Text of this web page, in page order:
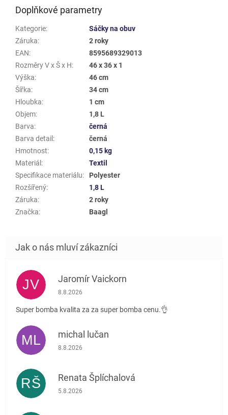
Doplňkové parametry
Kategorie:
Sáčky na obuv
Záruka:
2 roky
EAN:
8595689329013
Rozměry V x Š x H:
46 x 36 x 1
Výška:
46 cm
Šířka:
34 cm
Hloubka:
1 cm
Objem:
1,8 L
Barva:
černá
Barva detail :
černá
Hmotnost:
0,15 kg
Materiál :
Textil
Specifikace materiálu:
Polyester
Rozšířený:
1,8 L
Záruka:
2 roky
Značka: Baagl
JV Jaromír Vaickorn
Hodnocení obchodu je 5 z 5 hvězdiček.
8.8.2026
Super bomba kvalita za za super bomba cenu.👌
ML michal lučan
Hodnocení obchodu je 5 z 5 hvězdiček.
8.8.2026
RŠ Renata Šplíchalová
Hodnocení obchodu je 5 z 5 hvězdiček.
5.8.2026